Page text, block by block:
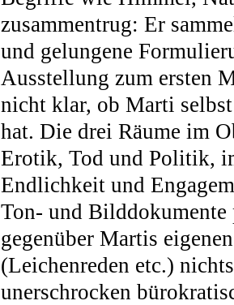
zusammentrug: Er
und gelungene
Ausstellung zum ersten
nicht klar, ob Marti
hat. Die drei Räume im
Erotik, Tod und Politik,
Endlichkeit und
Ton- und Bilddokumente
gegenüber Martis
(Leichenreden etc.)
unerschrocken